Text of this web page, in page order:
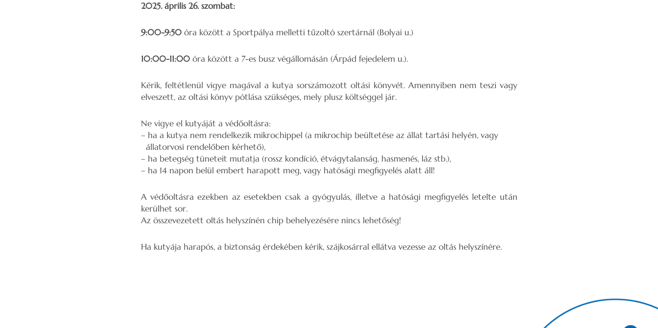
2025. április 26. szombat:
9:00-9:50óra között a Sportpálya melletti tűzoltó szertárnál (Bolyai u.)
10:00-11:00óra között a 7-es busz végállomásán (Árpád fejedelem u.).
Kérik, feltétlenül vigye magával a kutya sorszámozott oltási könyvét. Amennyiben nem teszi vagy
elveszett, az oltási könyv pótlása szükséges, mely plusz költséggel jár.
Ne vigye el kutyáját a védőoltásra:
– ha a kutya nem rendelkezik mikrochippel (a mikrochip beültetése az állat tartási helyén, vagy
állatorvosi rendelőben kérhető),
– ha betegség tüneteit mutatja (rossz kondíció, étvágytalanság, hasmenés, láz stb.),
– ha 14 napon belül embert harapott meg, vagy hatósági megfigyelés alatt áll!
A védőoltásra ezekben az esetekben csak a gyógyulás, illetve a hatósági megfigyelés letelte után
kerülhet sor.
Az összevezetett oltás helyszínén chip behelyezésére nincs lehetőség!
Ha kutyája harapós, a biztonság érdekében kérik, szájkosárral ellátva vezesse az oltás helyszínére.